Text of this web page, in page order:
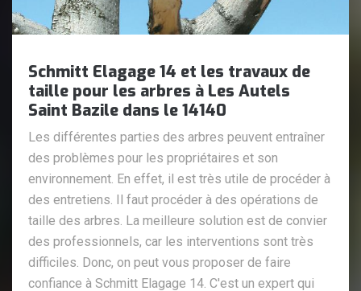
Schmitt Elagage 14 et les travaux de
taille pour les arbres à Les Autels
Saint Bazile dans le 14140
Les différentes parties des arbres peuvent entraîner
des problèmes pour les propriétaires et son
environnement. En effet, il est très utile de procéder à
des entretiens. Il faut procéder à des opérations de
taille des arbres. La meilleure solution est de convier
des professionnels, car les interventions sont très
difficiles. Donc, on peut vous proposer de faire
confiance à Schmitt Elagage 14. C'est un expert qui